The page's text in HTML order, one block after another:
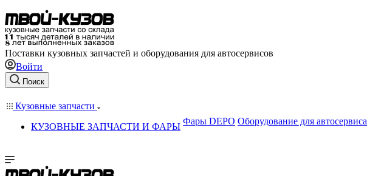
Поставки кузовных запчастей и оборудования для автосервисов
Войти
Поиск
Кузовные запчасти
КУЗОВНЫЕ ЗАПЧАСТИ И ФАРЫ
Фары DEPO Оборудование для автосервиса